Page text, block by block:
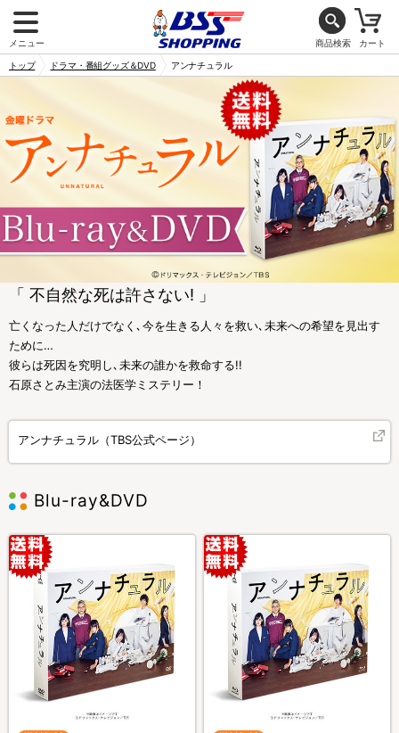
メニュー 商品検索 カート
トップ ドラマ・番組グッズ＆DVD アンナチュラル
「 不自然な死は許さない! 」
亡くなった人だけでなく､今を生きる人々を救い､未来への希望を見出す
ために…
彼らは死因を究明し､未来の誰かを救命する!!
石原さとみ主演の法医学ミステリー！
アンナチュラル（TBS公式ページ）
Blu-ray&DVD